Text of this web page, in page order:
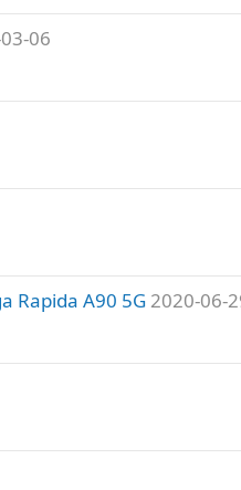
06
Rapida A90 5G 2020-06-